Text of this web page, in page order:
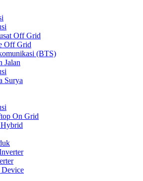
Off Grid
Off Grid
(BTS)
Jalan
Surya
On Grid